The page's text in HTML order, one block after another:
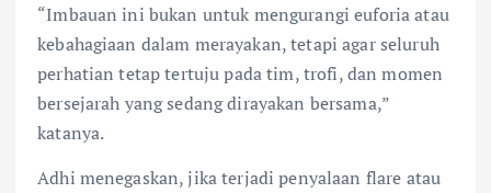
“Imbauan ini bukan untuk mengurangi euforia atau
kebahagiaan dalam merayakan, tetapi agar seluruh
perhatian tetap tertuju pada tim, trofi, dan momen
bersejarah yang sedang dirayakan bersama,”
katanya.
Adhi menegaskan, jika terjadi penyalaan flare atau